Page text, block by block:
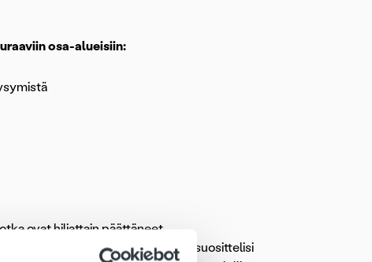
osa-alueisiin:
ovat hiljattain päättäneet
kuinka todennäköisesti vastaaja suosittelisi